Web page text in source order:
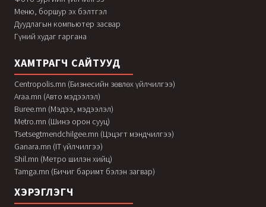
Меню, боршур эх бэлтгэл
Дуудлагын компьютер засвар
Гүний худаг гаргана
ХАМТРАГЧ САЙТУУД
Centropolis.mn (Бизнесийн зөвлөх үйлчилгээ)
Araa.mn (Авто мэдээлэл)
Buree.mn (Мэдээ, мэдээлэл)
Metro.mn (Шинэ орон сууц)
Tsetsegtmendchilgee.mn (Цэцэгт мэндчилгээ)
Ganara.mn (IT үйлчилгээ)
Shil.mn (Метро шилэн хийц)
Tamga.mn (Бичиг баримт бэлэн загвар)
ХЭРЭГЛЭГЧ